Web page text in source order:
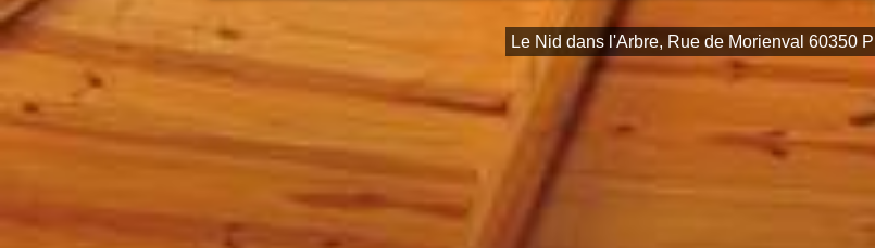
Le Nid dans l'Arbre, Rue de Morienval 60350